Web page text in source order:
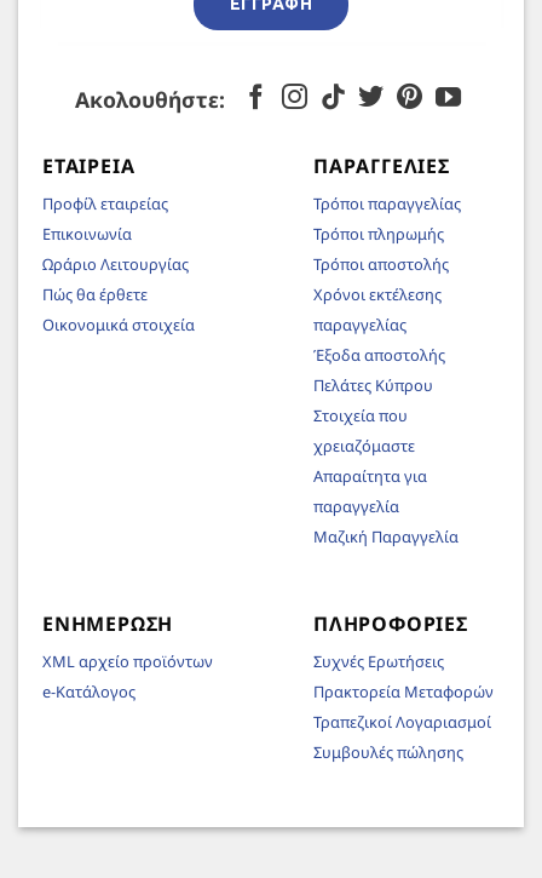
Ακολουθήστε:
ΕΤΑΙΡΕΊΑ
Προφίλ εταιρείας
Επικοινωνία
Ωράριο Λειτουργίας
Πώς θα έρθετε
Οικονομικά στοιχεία
ΠΑΡΑΓΓΕΛΊΕΣ
Τρόποι παραγγελίας
Τρόποι πληρωμής
Τρόποι αποστολής
Χρόνοι εκτέλεσης
παραγγελίας
Έξοδα αποστολής
Πελάτες Κύπρου
Στοιχεία που
χρειαζόμαστε
Απαραίτητα για
παραγγελία
Μαζική Παραγγελία
ΕΝΗΜΈΡΩΣΗ
XML αρχείο προϊόντων
e-Κατάλογος
ΠΛΗΡΟΦΟΡΊΕΣ
Συχνές Ερωτήσεις
Πρακτορεία Μεταφορών
Τραπεζικοί Λογαριασμοί
Συμβουλές πώλησης